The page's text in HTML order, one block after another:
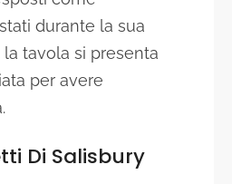
durante la sua
la tavola si presenta
per avere
Di Salisbury